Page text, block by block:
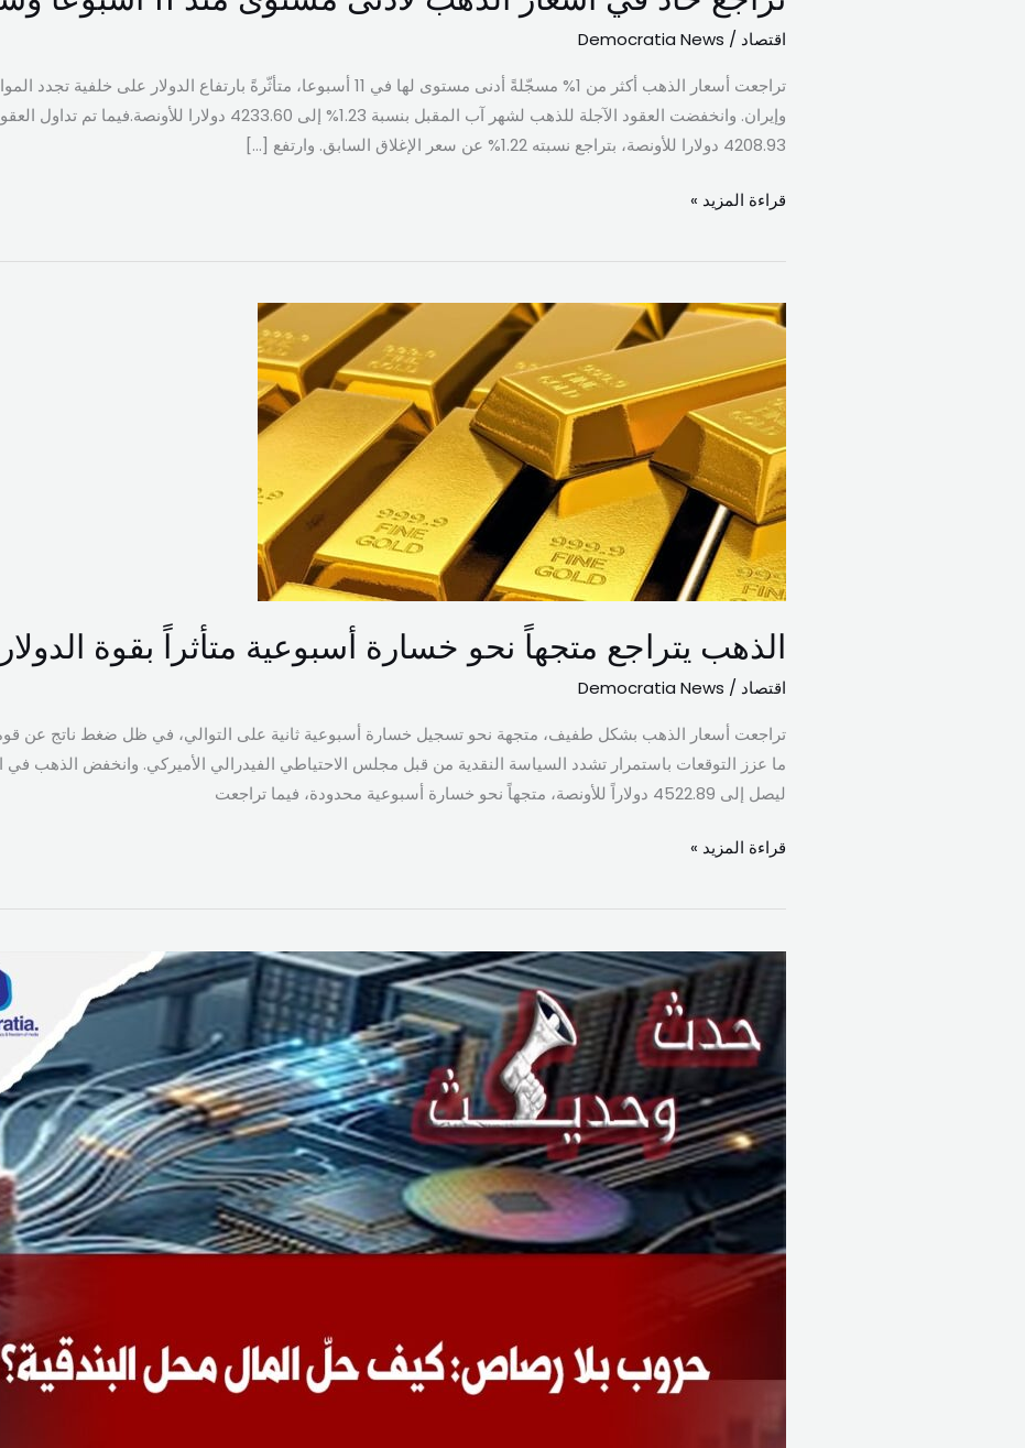
اقتصاد /
Democratia News
تراجعت أسعار الذهب أكثر من 1% مسجّلةً أدنى مستوى لها في 11 ​أسبوعا، متأثّرةً بارتفاع الدولار
وإيران. وانخفضت العقود الآجلة للذهب لشهر آب المقبل بنسبة 1.23% إلى
4208.93 دولارا للأونصة، بتراجع نسبته 1.22% عن سعر الإغلاق السابق. وارتفع […]
الدولار
قراءة المزيد »
الذهب يتراجع متجهاً نحو خسارة أسبوعية متأثراً بقوة
اقتصاد /
Democratia News
تراجعت أسعار الذهب بشكل طفيف، متجهة نحو تسجيل خسارة أسبوعية ثانية على التوالي، في ظل ضغط ناتج عن قوة
ليصل إلى 4522.89 دولاراً للأونصة، متجهاً نحو خسارة أسبوعية محدودة، فيما تراجعت
الذهب
متجهاً
نحو
خسارة
أسبوعية
متأثراً
بقوة
الدولار
وارتفاع
قراءة المزيد »
حروب
رصاص:
كيف
حلّ
المال
محل
البندقية؟